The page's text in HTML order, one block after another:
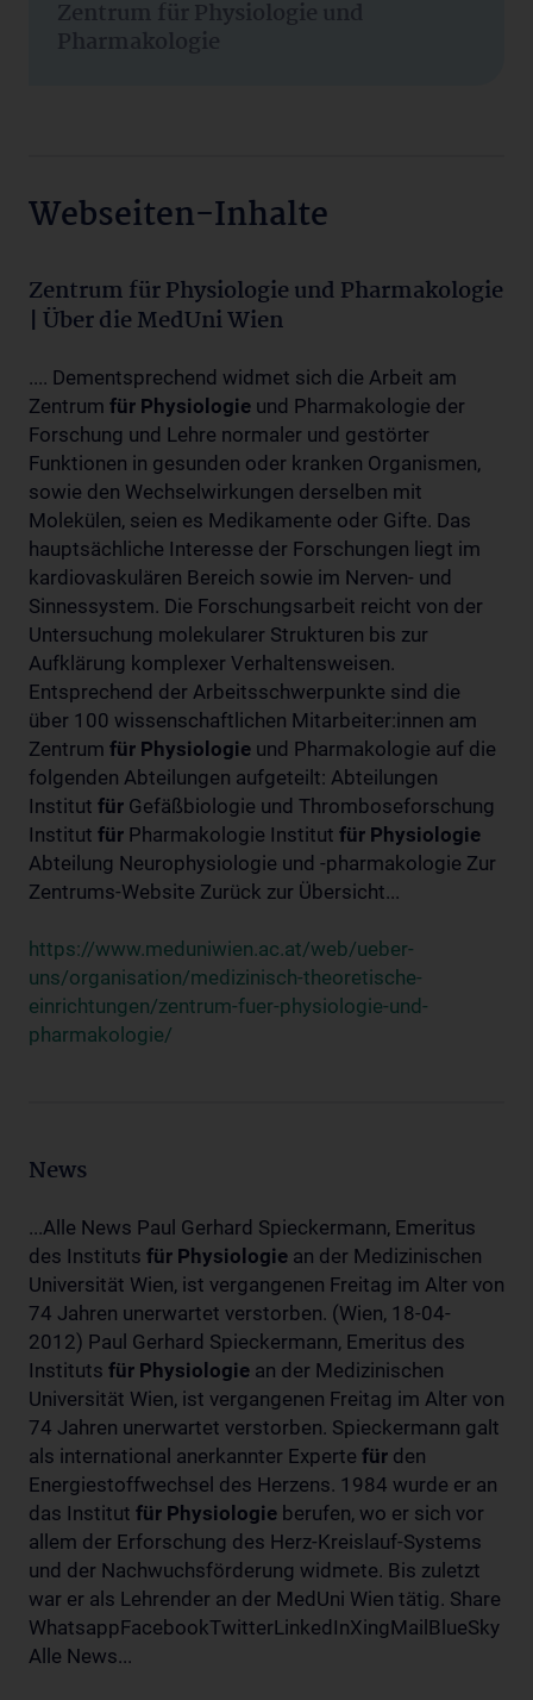
Zentrum für Physiologie und
Pharmakologie
Webseiten-Inhalte
Zentrum für Physiologie und Pharmakologie
| Über die MedUni Wien
.... Dementsprechend widmet sich die Arbeit am
Zentrum für Physiologie und Pharmakologie der
Forschung und Lehre normaler und gestörter
Funktionen in gesunden oder kranken Organismen,
sowie den Wechselwirkungen derselben mit
Molekülen, seien es Medikamente oder Gifte. Das
hauptsächliche Interesse der Forschungen liegt im
kardiovaskulären Bereich sowie im Nerven- und
Sinnessystem. Die Forschungsarbeit reicht von der
Untersuchung molekularer Strukturen bis zur
Aufklärung komplexer Verhaltensweisen.
Entsprechend der Arbeitsschwerpunkte sind die
über 100 wissenschaftlichen Mitarbeiter:innen am
Zentrum für Physiologie und Pharmakologie auf die
folgenden Abteilungen aufgeteilt: Abteilungen
Institut für Gefäßbiologie und Thromboseforschung
Institut für Pharmakologie Institut für Physiologie
Abteilung Neurophysiologie und -pharmakologie Zur
Zentrums-Website Zurück zur Übersicht...
https://www.meduniwien.ac.at/web/ueber-
uns/organisation/medizinisch-theoretische-
einrichtungen/zentrum-fuer-physiologie-und-
pharmakologie/
News
...Alle News Paul Gerhard Spieckermann, Emeritus
des Instituts für Physiologie an der Medizinischen
Universität Wien, ist vergangenen Freitag im Alter von
74 Jahren unerwartet verstorben. (Wien, 18-04-
2012) Paul Gerhard Spieckermann, Emeritus des
Instituts für Physiologie an der Medizinischen
Universität Wien, ist vergangenen Freitag im Alter von
74 Jahren unerwartet verstorben. Spieckermann galt
als international anerkannter Experte für den
Energiestoffwechsel des Herzens. 1984 wurde er an
das Institut für Physiologie berufen, wo er sich vor
allem der Erforschung des Herz-Kreislauf-Systems
und der Nachwuchsförderung widmete. Bis zuletzt
war er als Lehrender an der MedUni Wien tätig. Share
WhatsappFacebookTwitterLinkedInXingMailBlueSky
Alle News...